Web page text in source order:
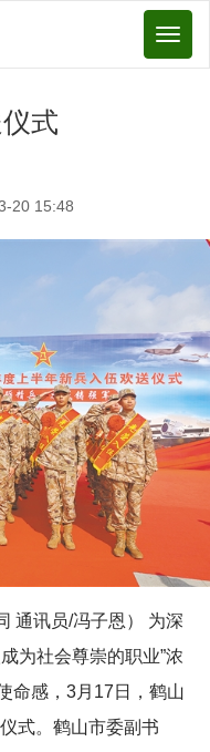
式
20 15:48
通讯员/冯子恩） 为深
为社会尊崇的职业”浓
命感，3月17日，鹤山
式。鹤山市委副书